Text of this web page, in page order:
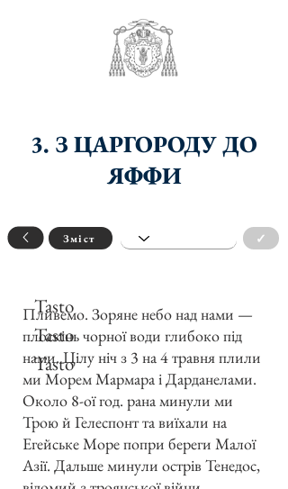
3. З ЦАРГОРОДУ ДО
ЯФФИ
Зміст ✓
Пливемо. Зоряне небо над нами —
плоскінь чорної води глибоко під
нами. Цілу ніч з 3 на 4 травня плили
ми Морем Мармара і Дарданелами.
Около 8-ої год. рана минули ми
Трою й Гелеспонт та виїхали на
Егейське Море попри береги Малої
Азії. Дальше минули острів Тенедос,
Tasto
Tasto
Tasto